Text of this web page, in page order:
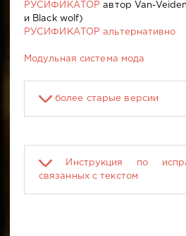
РУСИФИКАТОР автор Van-
и Black wolf)
РУСИФИКАТОР альтернативно
Модульная система мода
более старые версии
Инструкция по
связанных с текстом